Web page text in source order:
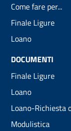
Come fare per...
Finale Ligure
Loano
DOCUMENTI
Finale Ligure
Loano
Loano-Richiesta
Modulistica